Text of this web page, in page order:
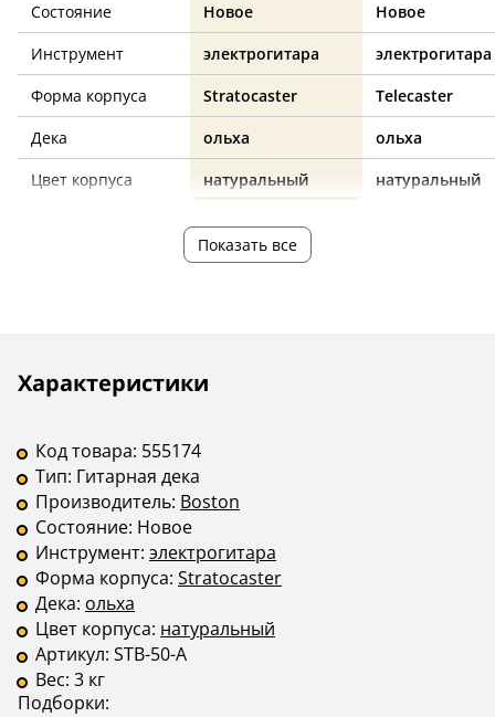
Состояние
Новое
Новое
Инструмент
электрогитара
электрогитара
Форма корпуса
Stratocaster
Telecaster
Дека
ольха
ольха
Цвет корпуса
натуральный натуральный
Показать все
Описание
Характеристики
Инструкции
Код товара: 555174
Тип: Гитарная дека
Производитель: Boston
Состояние: Новое
Инструмент: электрогитара
Форма корпуса: Stratocaster
Дека: ольха
Цвет корпуса: натуральный
Артикул: STB-50-A
Вес: 3 кг
Подборки: